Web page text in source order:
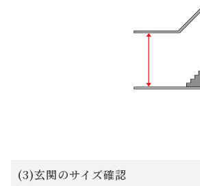
(3)玄関のサイズ確認